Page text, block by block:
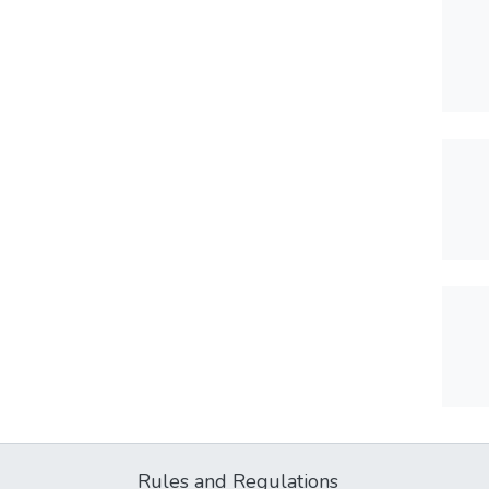
Rules and Regulations